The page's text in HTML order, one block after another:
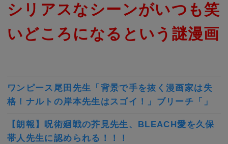
シリアスなシーンがいつも笑
いどころになるという謎漫画
ワンピース尾田先生「背景で手を抜く漫画家は失
格！ナルトの岸本先生はスゴイ！」ブリーチ「」
【朗報】呪術廻戦の芥見先生、BLEACH愛を久保
帯人先生に認められる！！！